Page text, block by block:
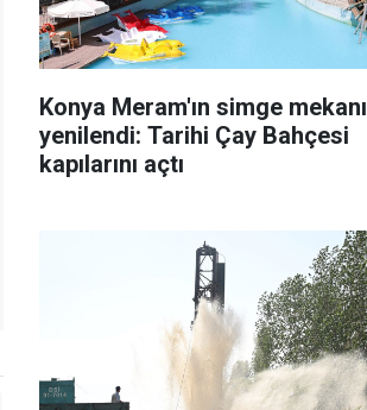
Konya Meram'ın simge mekanı
yenilendi: Tarihi Çay Bahçesi
kapılarını açtı